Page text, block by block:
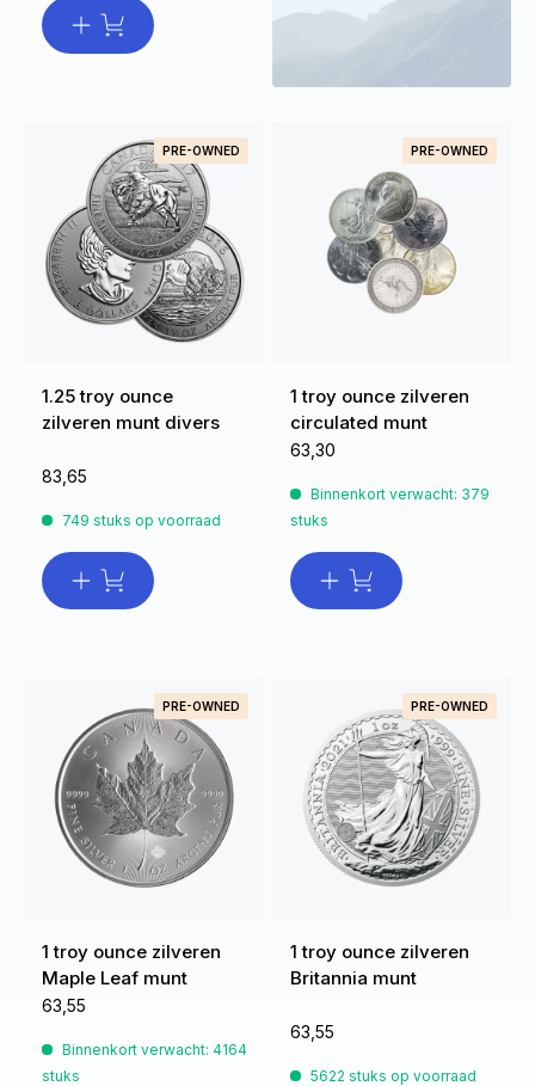
PRE-OWNED
1.25 troy ounce
zilveren munt divers
83,65
749 stuks op voorraad
PRE-OWNED
1 troy ounce zilveren
circulated munt
63,30
Binnenkort verwacht: 379
stuks
PRE-OWNED
1 troy ounce zilveren
Maple Leaf munt
63,55
Binnenkort verwacht: 4164
stuks
PRE-OWNED
1 troy ounce zilveren
Britannia munt
63,55
5622 stuks op voorraad